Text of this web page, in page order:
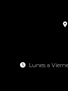
Lunes a